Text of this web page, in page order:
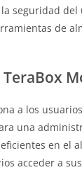
seguridad del
de
a los
una
en el
acceder a